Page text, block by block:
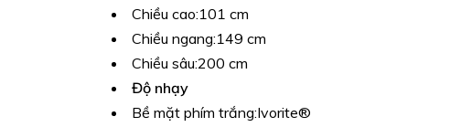
Chiều cao:101 cm
Chiều ngang:149 cm
Chiều sâu:200 cm
Độ nhạy
Bề mặt phím trắng:Ivorite®